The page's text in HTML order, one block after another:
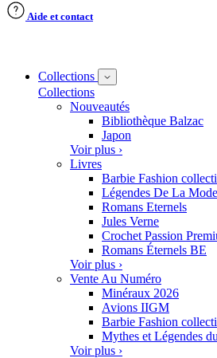
Aide et contact
Collections
Collections
Nouveautés
Bibliothèque Balzac
Japon
Voir plus ›
Livres
Barbie Fashion
Légendes De La Mode
Romans Eternels
Jules Verne
Crochet Passion
Romans Éternels BE
Voir plus ›
Vente Au Numéro
Minéraux 2026
Avions IIGM
Barbie Fashion
Mythes et Légendes
Voir plus ›